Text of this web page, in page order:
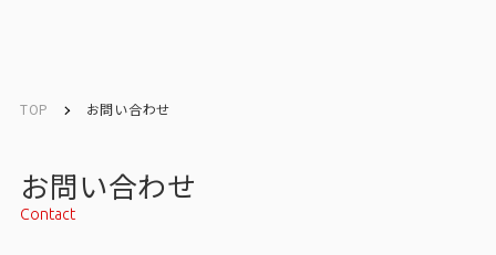
TOP お問い合わせ
お問い合わせ
Contact